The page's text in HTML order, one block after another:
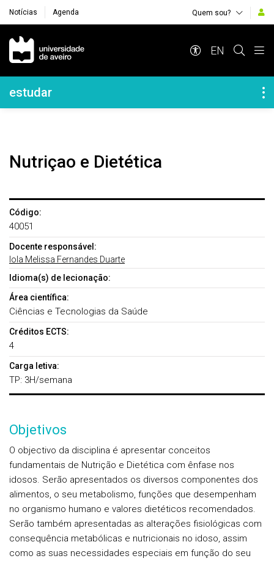
Notícias Agenda Quem sou?
Navegação Principal
EN
Navegação Lateral
estudar
Nutriçao e Dietética
Código:
40051
Docente responsável:
Iola Melissa Fernandes Duarte
Idioma(s) de lecionação:
Área científica:
Ciências e Tecnologias da Saúde
Créditos ECTS:
4
Carga letiva:
TP: 3H/semana
Objetivos
O objectivo da disciplina é apresentar conceitos
fundamentais de Nutrição e Dietética com ênfase nos
idosos. Serão apresentados os diversos componentes dos
alimentos, o seu metabolismo, funções que desempenham
no organismo humano e valores dietéticos recomendados.
Serão também apresentadas as alterações fisiológicas com
consequência metabólicas e nutricionais no idoso, assim
como as suas necessidades especiais em função do seu